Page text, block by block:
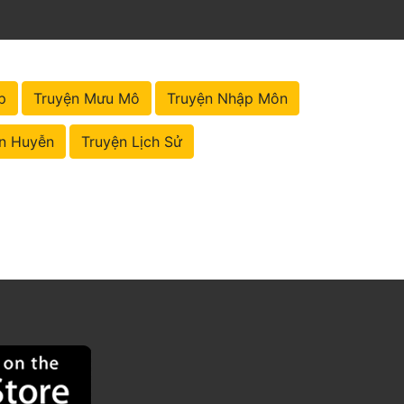
Truyện Mưu Mô Truyện Nhập Môn
Huyễn Truyện Lịch Sử